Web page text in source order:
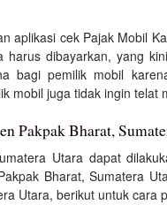
aplikasi cek Pajak Mobil
dibayarkan, yang
bagi pemilik mobil
mobil juga tidak ingin telat
Pakpak Bharat,
Utara dapat
Bharat, Sumatera
Utara, berikut untuk cara